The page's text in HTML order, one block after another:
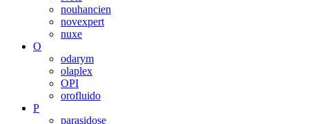
nouhancien
novexpert
nuxe
O
odarym
olaplex
OPI
orofluido
P
parasidose